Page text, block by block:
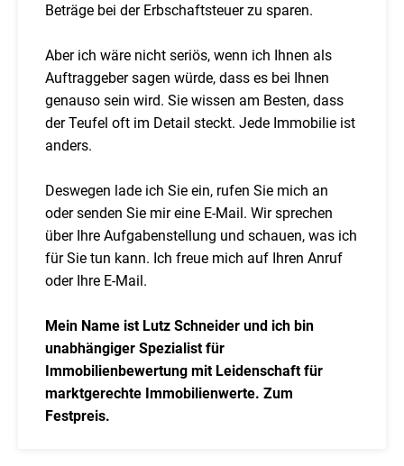
Beträge bei der Erbschaftsteuer zu sparen.
Aber ich wäre nicht seriös, wenn ich Ihnen als
Auftraggeber sagen würde, dass es bei Ihnen
genauso sein wird. Sie wissen am Besten, dass
der Teufel oft im Detail steckt. Jede Immobilie ist
anders.
Deswegen lade ich Sie ein, rufen Sie mich an
oder senden Sie mir eine E-Mail. Wir sprechen
über Ihre Aufgabenstellung und schauen, was ich
für Sie tun kann. Ich freue mich auf Ihren Anruf
oder Ihre E-Mail.
Mein Name ist Lutz Schneider und ich bin
unabhängiger Spezialist für
Immobilienbewertung mit Leidenschaft für
marktgerechte Immobilienwerte. Zum
Festpreis.